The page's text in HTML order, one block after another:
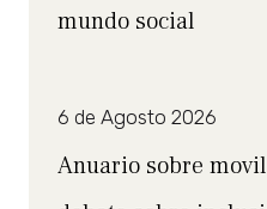
mundo social
6 de Agosto 2026
Anuario sobre